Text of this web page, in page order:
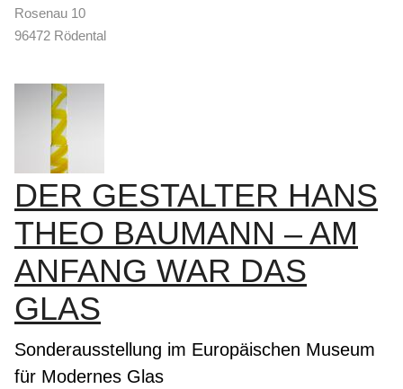
Rosenau 10
96472 Rödental
DER GESTALTER HANS
THEO BAUMANN – AM
ANFANG WAR DAS
GLAS
Sonderausstellung im Europäischen Museum
für Modernes Glas